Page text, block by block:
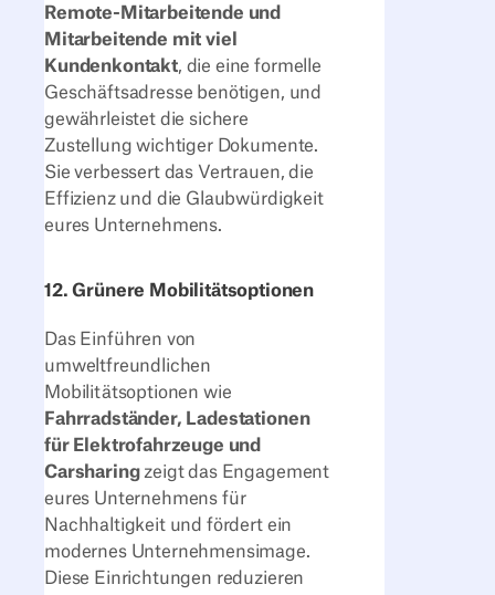
Remote-Mitarbeitende und
Mitarbeitende mit viel
Kundenkontakt, die eine formelle
Geschäftsadresse benötigen, und
gewährleistet die sichere
Zustellung wichtiger Dokumente.
Sie verbessert das Vertrauen, die
Effizienz und die Glaubwürdigkeit
eures Unternehmens.
12. Grünere Mobilitätsoptionen
Das Einführen von
umweltfreundlichen
Mobilitätsoptionen wie
Fahrradständer, Ladestationen
für Elektrofahrzeuge und
Carsharingzeigt das Engagement
eures Unternehmens für
Nachhaltigkeit und fördert ein
modernes Unternehmensimage.
Diese Einrichtungen reduzieren